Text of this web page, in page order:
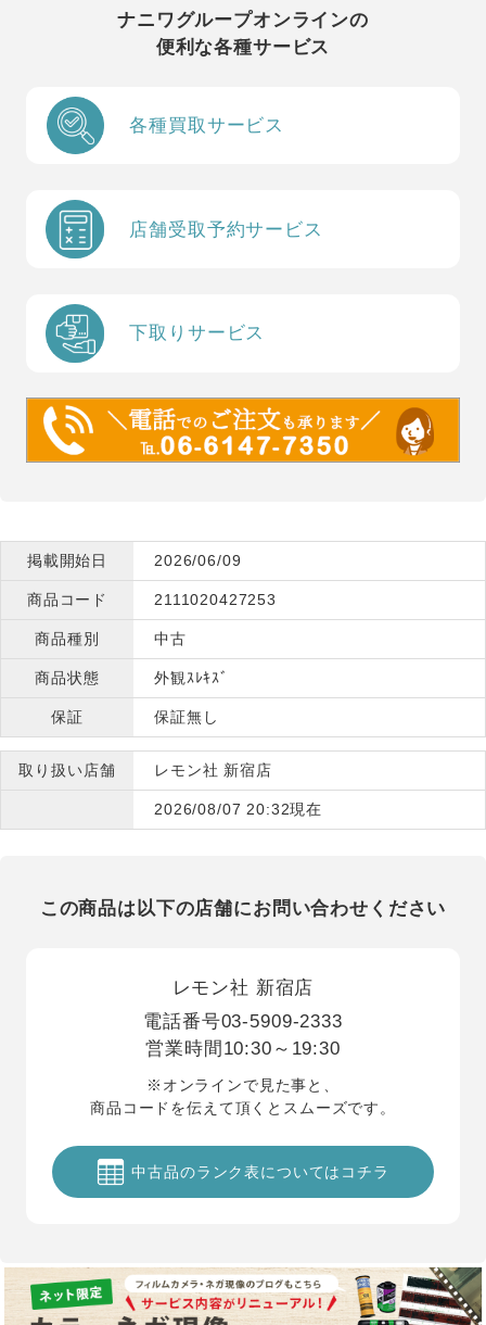
ナニワグループオンラインの
便利な各種サービス
各種買取サービス
店舗受取予約サービス
下取りサービス
掲載開始日 2026/06/09
商品コード 2111020427253
商品種別 中古
商品状態 外観ｽﾚｷｽﾞ
保証 保証無し
取り扱い店舗 レモン社 新宿店
2026/08/07 20:32現在
この商品は以下の店舗にお問い合わせください
レモン社 新宿店
電話番号03-5909-2333
営業時間 10:30～19:30
※オンラインで見た事と、
商品コードを伝えて頂くとスムーズです。
中古品のランク表についてはコチラ